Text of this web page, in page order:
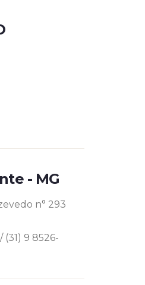
- MG
n° 293
(31) 9 8526-